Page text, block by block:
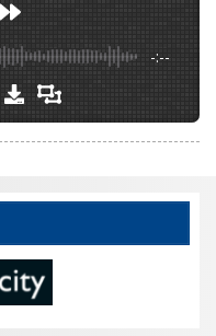
-:--